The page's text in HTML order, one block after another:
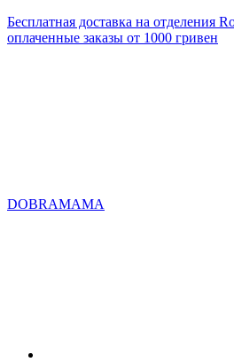
Бесплатная доставка на отделения
оплаченные заказы от 1000 гривен
DOBRAMAMA